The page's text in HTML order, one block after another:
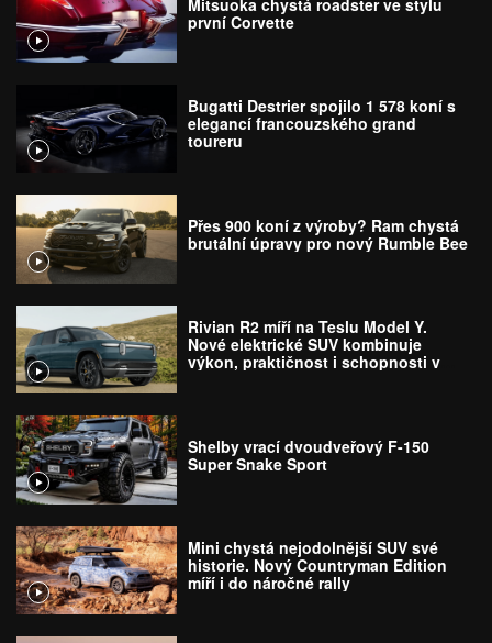
první Corvette
Bugatti Destrier spojilo 1 578 koní s
elegancí francouzského grand
toureru
Přes 900 koní z výroby? Ram chystá
brutální úpravy pro nový Rumble Bee
Rivian R2 míří na Teslu Model Y.
Nové elektrické SUV kombinuje
výkon, praktičnost i schopnosti v
Shelby vrací dvoudveřový F-150
Super Snake Sport
Mini chystá nejodolnější SUV své
historie. Nový Countryman Edition
míří i do náročné rally